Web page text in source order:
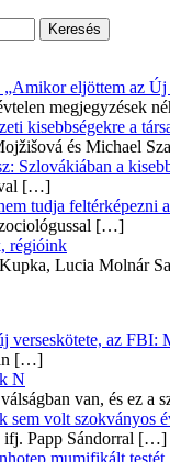
eljöttem az
megjegyzések
kisebbségekre a
és Michael
Szlovákiában a
[…]
tudja feltérképezni
[…]
régióink
Lucia Molnár
verseskötete, az FBI:
[…]
N
van, és ez
sem volt szokványos
Papp Sándorral […]
mumifikált testét